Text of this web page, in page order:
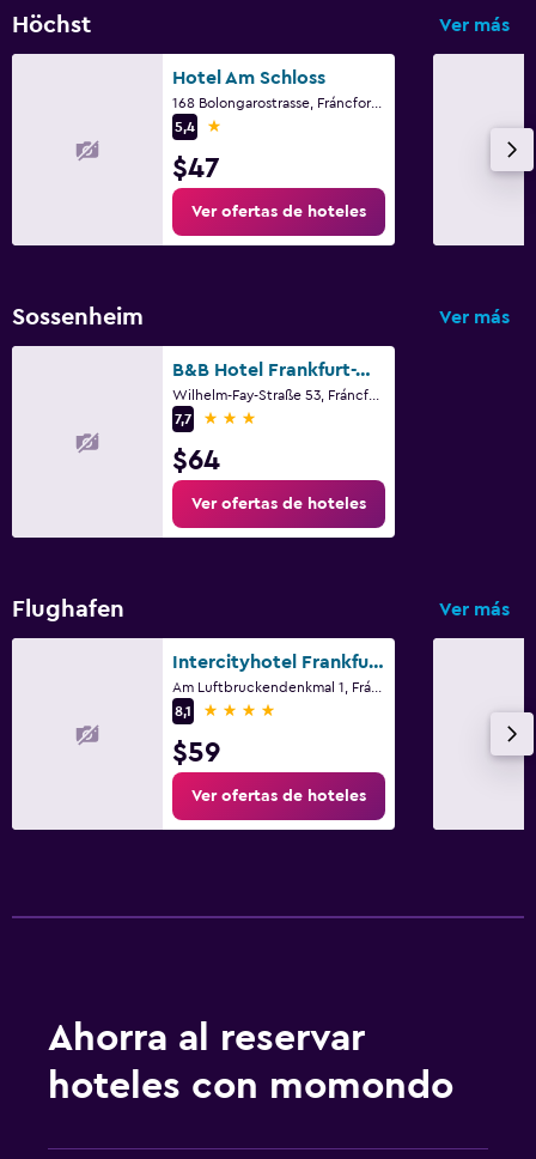
Höchst Ver más
Hotel Am Schloss
168 Bolongarostrasse, Fráncfort, Hessen
5,4
1 estrella
$47
Ver ofertas de hoteles
Sossenheim Ver más
B&B Hotel Frankfurt-West
7,7
3 estrellas
$64
Ver ofertas de hoteles
Flughafen Ver más
Intercityhotel Frankfurt Airport Terminal 3
8,1
4 estrellas
$59
Ver ofertas de hoteles
Ahorra al reservar
hoteles con momondo